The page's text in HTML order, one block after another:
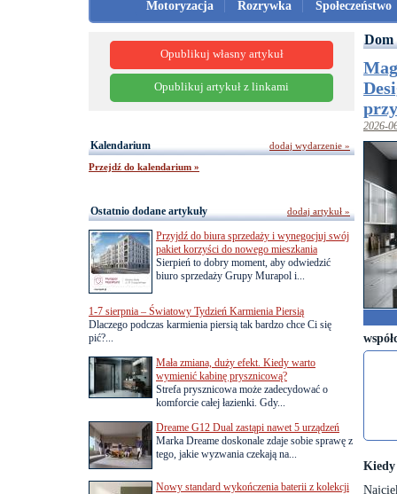
Motoryzacja
Rozrywka Społeczeństwo
Dom
2026-
Kiedy
Opublikuj własny artykuł
Opublikuj artykuł z linkami
Kalendarium
Przejdź do kalendarium »
dodaj wydarzenie »
Ostatnio dodane artykuły
Przyjdź do biura sprzedaży i wynegocjuj swój
pakiet korzyści do nowego mieszkania
Sierpień to dobry moment, aby odwiedzić
biuro sprzedaży Grupy Murapol i...
1-7 sierpnia – Światowy Tydzień Karmienia Piersią
Dlaczego podczas karmienia piersią tak bardzo chce Ci się
pić?...
Mała zmiana, duży efekt. Kiedy warto
wymienić kabinę prysznicową?
Strefa prysznicowa może zadecydować o
komforcie całej łazienki. Gdy...
Dreame G12 Dual zastąpi nawet 5 urządzeń
Marka Dreame doskonale zdaje sobie sprawę z
tego, jakie wyzwania czekają na...
Nowy standard wykończenia baterii z kolekcji
dodaj artykuł »